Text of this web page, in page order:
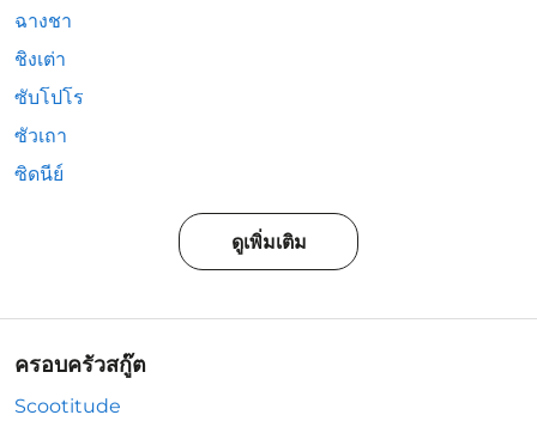
ฉางชา
ชิงเต่า
ซับโปโร
ซัวเถา
ซิดนีย์
ดูเพิ่มเติม
ครอบครัวสกู๊ต
Scootitude